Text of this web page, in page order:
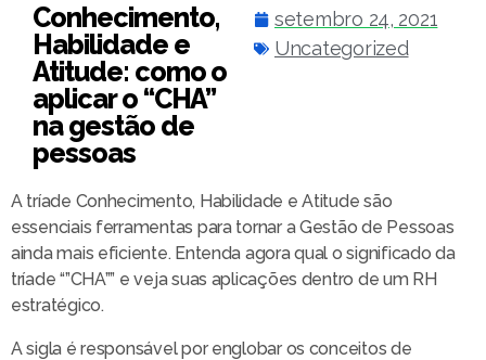
Conhecimento,
Habilidade e
Atitude: como o
aplicar o “CHA”
na gestão de
pessoas
setembro 24, 2021
Uncategorized
A tríade Conhecimento, Habilidade e Atitude são
essenciais ferramentas para tornar a Gestão de Pessoas
ainda mais eficiente. Entenda agora qual o significado da
tríade “”CHA”” e veja suas aplicações dentro de um RH
estratégico.
A sigla é responsável por englobar os conceitos de